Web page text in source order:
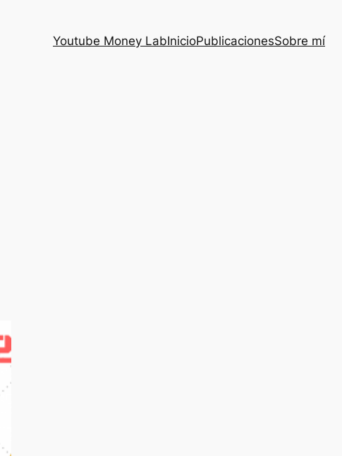
Youtube Money LabInicioPublicacionesSobre mí